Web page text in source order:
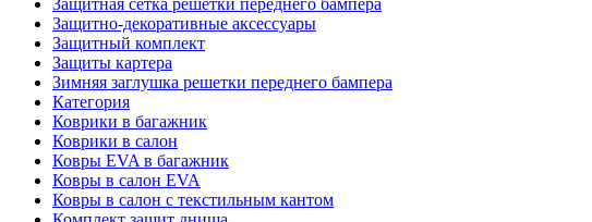
Защитная сетка решетки переднего бампера
Защитно-декоративные аксессуары
Защитный комплект
Защиты картера
Зимняя заглушка решетки переднего бампера
Категория
Коврики в багажник
Коврики в салон
Ковры EVA в багажник
Ковры в салон EVA
Ковры в салон с текстильным кантом